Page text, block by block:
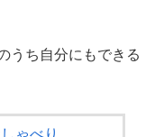
うち自分にもできる
ゃべり